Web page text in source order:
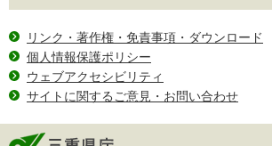
リンク・著作権・免責事項・ダウンロード
個人情報保護ポリシー
ウェブアクセシビリティ
サイトに関するご意見・お問い合わせ